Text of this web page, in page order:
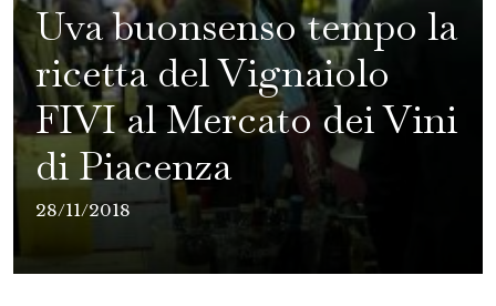
Uva buonsenso tempo la
ricetta del Vignaiolo
FIVI al Mercato dei Vini
di Piacenza
28/11/2018